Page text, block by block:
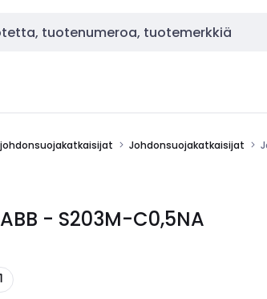
Johdonsuojakatkaisijat
- S203M-C0,5NA